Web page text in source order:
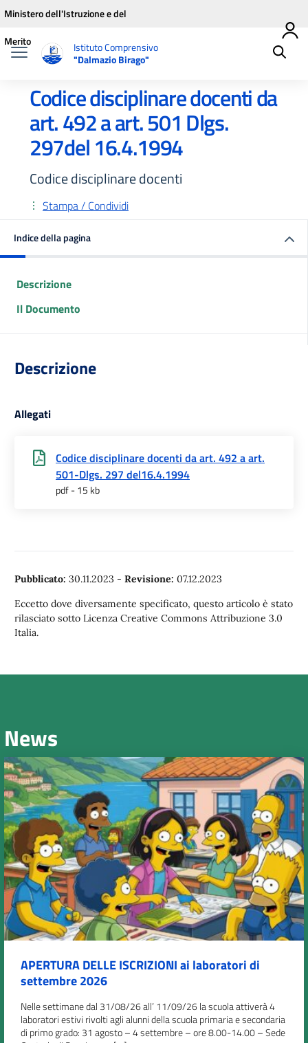
Vai ai contenuti
Vai al menu di navigazione
Vai al footer
Ministero dell'Istruzione e del
Merito
Istituto Comprensivo
"Dalmazio Birago"
Codice disciplinare docenti da
art. 492 a art. 501 Dlgs.
297del 16.4.1994
Codice disciplinare docenti
Stampa / Condividi
Indice della pagina
Descrizione
Il Documento
Descrizione
Allegati
Codice disciplinare docenti da art. 492 a art.
501-Dlgs. 297 del16.4.1994
pdf - 15 kb
Pubblicato: 30.11.2023 - Revisione: 07.12.2023
Eccetto dove diversamente specificato, questo articolo è stato
rilasciato sotto Licenza Creative Commons Attribuzione 3.0
Italia.
News
APERTURA DELLE ISCRIZIONI ai laboratori di
settembre 2026
Nelle settimane dal 31/08/26 all’ 11/09/26 la scuola attiverà 4
laboratori estivi rivolti agli alunni della scuola primaria e secondaria
di primo grado: 31 agosto – 4 settembre – ore 8.00-14.00 – Sede